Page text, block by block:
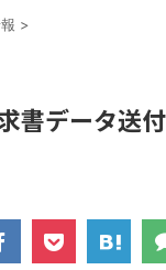
>
書データ送